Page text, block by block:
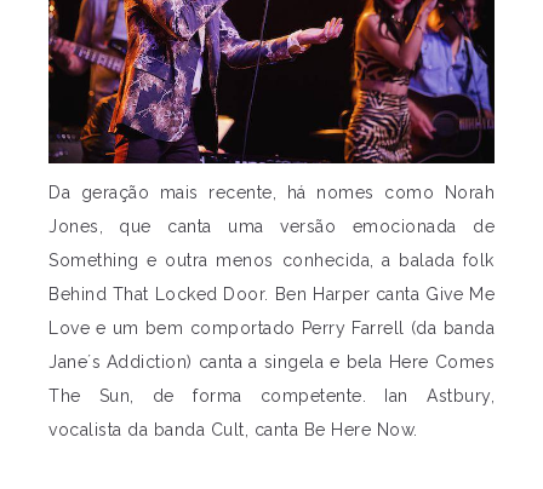
Da geração mais recente, há nomes como Norah
Jones, que canta uma versão emocionada de
Something e outra menos conhecida, a balada folk
Behind That Locked Door. Ben Harper canta Give Me
Love e um bem comportado Perry Farrell (da banda
Jane´s Addiction) canta a singela e bela Here Comes
The Sun, de forma competente. Ian Astbury,
vocalista da banda Cult, canta Be Here Now.